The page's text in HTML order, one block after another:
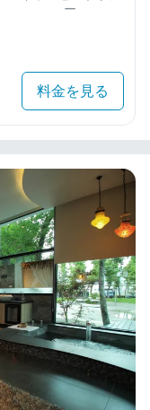
ー
料金を見る